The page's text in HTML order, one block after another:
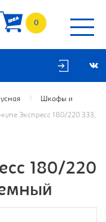
0
Шкафы и
Экспресс 180/220 ЗЗЗ,
180/220